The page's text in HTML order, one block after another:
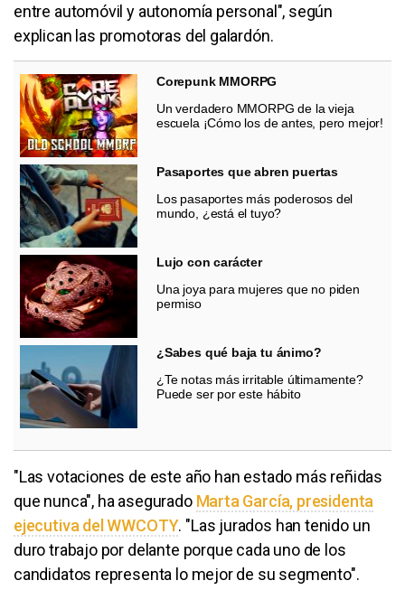
entre automóvil y autonomía personal", según
explican las promotoras del galardón.
Corepunk MMORPG
Un verdadero MMORPG de la vieja
escuela ¡Cómo los de antes, pero mejor!
Pasaportes que abren puertas
Los pasaportes más poderosos del
mundo, ¿está el tuyo?
Lujo con carácter
Una joya para mujeres que no piden
permiso
¿Sabes qué baja tu ánimo?
¿Te notas más irritable últimamente?
Puede ser por este hábito
"Las votaciones de este año han estado más reñidas
que nunca", ha asegurado Marta García, presidenta
ejecutiva del WWCOTY. "Las jurados han tenido un
duro trabajo por delante porque cada uno de los
candidatos representa lo mejor de su segmento".